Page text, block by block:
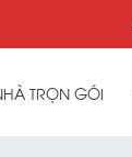
TRỌN GÓI